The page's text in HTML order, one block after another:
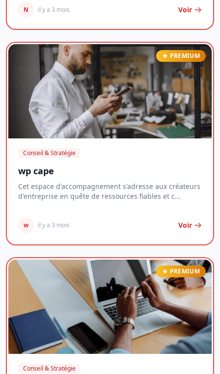
N il y a 3 mois Voir
PREMIUM
Conseil & Stratégie
wp cape
Cet espace d'accompagnement s'adresse aux créateurs
d'entreprise en quête de ressources fiables et c...
w il y a 3 mois Voir
PREMIUM
Conseil & Stratégie